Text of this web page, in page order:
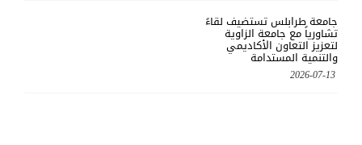
جامعة طرابلس تستضيف لقاءً
تشاورياً مع جامعة الزاوية
لتعزيز التعاون الأكاديمي
والتنمية المستدامة
2026-07-13